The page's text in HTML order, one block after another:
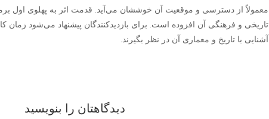
معمولاً از دسترسی و موقعیت آن خوششان می‌آید. قدمت اثر به پهلوی اول
تاریخی و فرهنگی آن افزوده است. برای بازدیدکنندگان پیشنهاد می‌شود
آشنایی با تاریخ و معماری آن در نظر بگیرند.
دیدگاهتان را بنویسید